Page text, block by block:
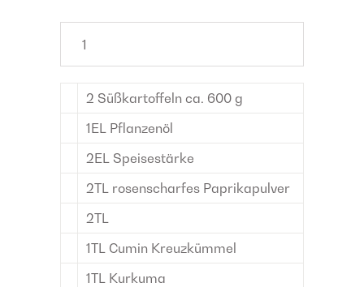
2 Süßkartoffeln ca. 600 g
1EL Pflanzenöl
2EL Speisestärke
2TL rosenscharfes Paprikapulver
2TL
1TL Cumin Kreuzkümmel
1TL Kurkuma